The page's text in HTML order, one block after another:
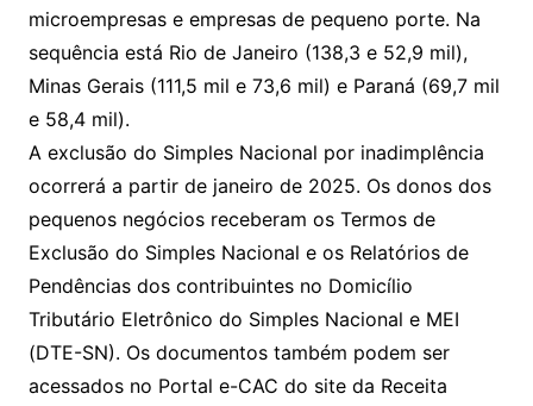
microempresas e empresas de pequeno porte. Na
sequência está Rio de Janeiro (138,3 e 52,9 mil),
Minas Gerais (111,5 mil e 73,6 mil) e Paraná (69,7 mil
e 58,4 mil).
A exclusão do Simples Nacional por inadimplência
ocorrerá a partir de janeiro de 2025. Os donos dos
pequenos negócios receberam os Termos de
Exclusão do Simples Nacional e os Relatórios de
Pendências dos contribuintes no Domicílio
Tributário Eletrônico do Simples Nacional e MEI
(DTE-SN). Os documentos também podem ser
acessados no Portal e-CAC do site da Receita